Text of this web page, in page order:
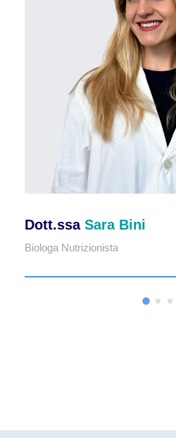
Dott.ssa Sara Bini
Biologa Nutrizionista